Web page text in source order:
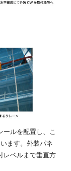
ルを配置し、こ
ます。外装パネ
レベルまで垂直方